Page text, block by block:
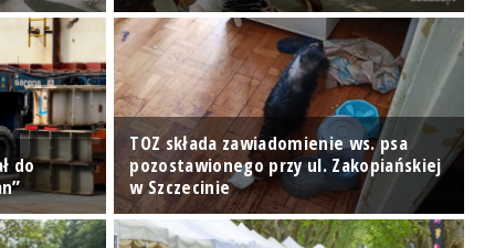
do
TOZ składa zawiadomienie ws. psa
pozostawionego przy ul. Zakopiańskiej
w Szczecinie